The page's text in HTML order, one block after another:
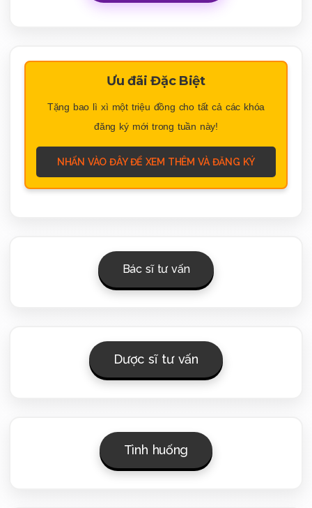
Ưu đãi Đặc Biệt
Tặng bao lì xì một triệu đồng cho tất cả các khóa
đăng ký mới trong tuần này!
NHẤN VÀO ĐÂY ĐỂ XEM THÊM VÀ ĐĂNG KÝ
Bác sĩ tư vấn
Dược sĩ tư vấn
Tình huống